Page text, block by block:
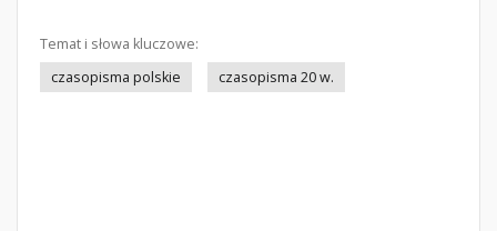
Temat i słowa kluczowe:
czasopisma polskie
czasopisma 20 w.